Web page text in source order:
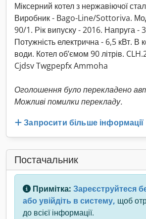
Міксерний котел з нержавіючої
Виробник - Bago-Line/Sottoriva.
90/1. Рік випуску - 2016. Напруга -
Потужність електрична - 6,5 кВт. В
води. Котел об’ємом 90 літрів.
Cjdsv Twgpepfx Ammoha
Оголошення було перекладено
Можливі помилки перекладу.
Запросити більше інформації
Постачальник
Примітка: Зареєструйтеся
або увійдіть в систему, щоб
до всієї інформації.